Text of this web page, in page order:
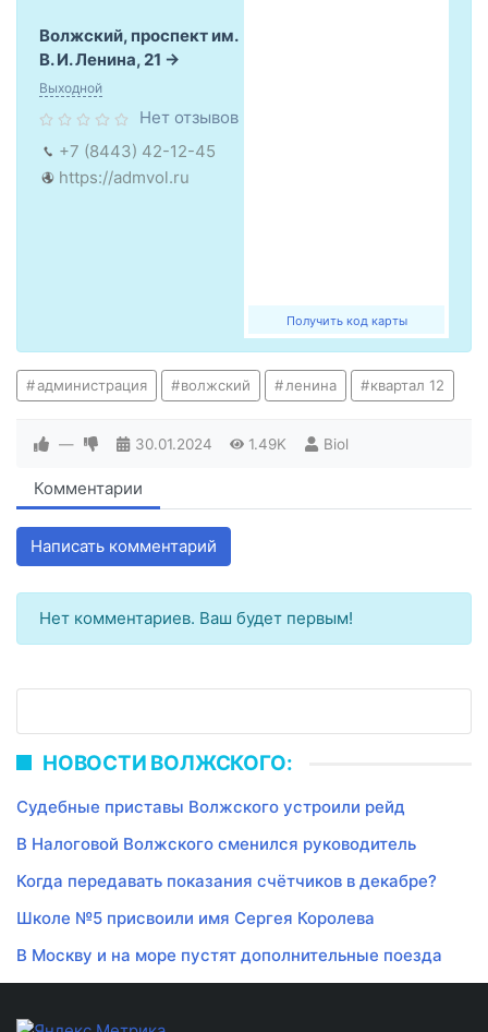
Получить код карты
Волжский, проспект им.
В. И. Ленина, 21
Выходной
Нет отзывов
+7 (8443) 42-12-45
https://admvol.ru
администрация волжский ленина квартал 12
— 30.01.2024 1.49K Biol
Комментарии
Написать комментарий
Нет комментариев. Ваш будет первым!
НОВОСТИ ВОЛЖСКОГО:
Судебные приставы Волжского устроили рейд
В Налоговой Волжского сменился руководитель
Когда передавать показания счётчиков в декабре?
Школе №5 присвоили имя Сергея Королева
В Москву и на море пустят дополнительные поезда